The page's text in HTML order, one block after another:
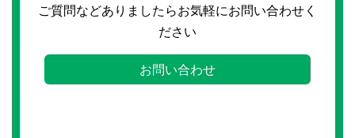
ご質問などありましたらお気軽にお問い合わせく
ださい
お問い合わせ